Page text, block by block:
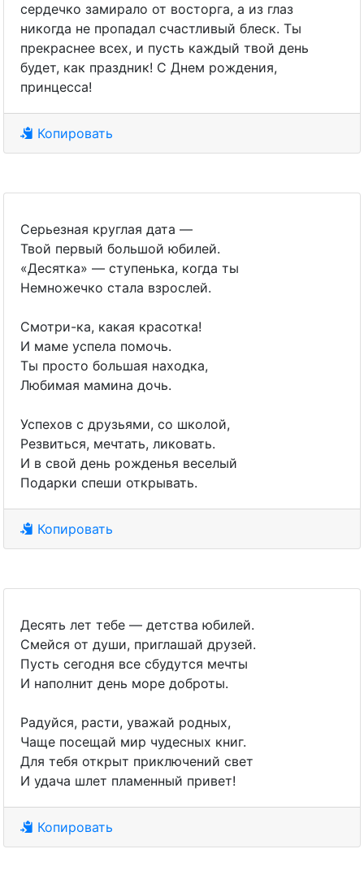
сердечко замирало от восторга, а из глаз
никогда не пропадал счастливый блеск. Ты
прекраснее всех, и пусть каждый твой день
будет, как праздник! С Днем рождения,
принцесса!
Копировать
Серьезная круглая дата —
Твой первый большой юбилей.
«Десятка» — ступенька, когда ты
Немножечко стала взрослей.
Смотри-ка, какая красотка!
И маме успела помочь.
Ты просто большая находка,
Любимая мамина дочь.
Успехов с друзьями, со школой,
Резвиться, мечтать, ликовать.
И в свой день рожденья веселый
Подарки спеши открывать.
Копировать
Десять лет тебе — детства юбилей.
Смейся от души, приглашай друзей.
Пусть сегодня все сбудутся мечты
И наполнит день море доброты.
Радуйся, расти, уважай родных,
Чаще посещай мир чудесных книг.
Для тебя открыт приключений свет
И удача шлет пламенный привет!
Копировать